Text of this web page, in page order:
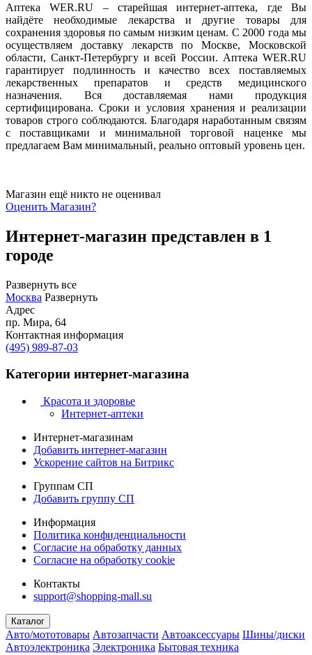
Аптека WER.RU – старейшая интернет-аптека, где Вы
найдёте необходимые лекарства и другие товары для
сохранения здоровья по самым низким ценам. С 2000 года мы
осуществляем доставку лекарств по Москве, Московской
области, Санкт-Петербургу и всей России. Аптека WER.RU
гарантирует подлинность и качество всех поставляемых
лекарственных препаратов и средств медицинского
назначения. Вся доставляемая нами продукция
сертифицирована. Сроки и условия хранения и реализации
товаров строго соблюдаются. Благодаря наработанным связям
с поставщиками и минимальной торговой наценке мы
предлагаем Вам минимальный, реально оптовый уровень цен.
Магазин ещё никто не оценивал
Оценить Магазин?
Интернет-магазин представлен в 1
городе
Развернуть все
Москва Развернуть
Адрес
пр. Мира, 64
Контактная информация
(495) 989-87-03
Категории интернет-магазина
Красота и здоровье
Интернет-аптеки
Интернет-магазинам
Добавить интернет-магазин
Ускорение сайтов на Битрикс
Группам СП
Добавить группу СП
Информация
Политика конфиденциальности
Согласие на обработку данных
Согласие на обработку cookie
Контакты
support@shopping-mall.su
Каталог
Авто/мототовары Автозапчасти Автоаксессуары Шины/диски
Автоэлектроника Электроника Бытовая техника